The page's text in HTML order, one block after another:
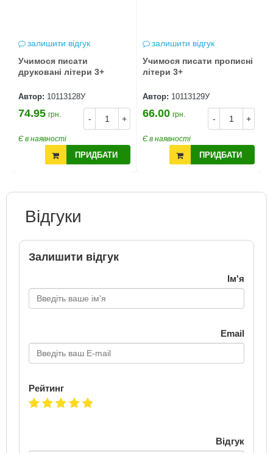
залишити відгук
Учимося писати
друковані літери 3+
Автор: 10113128У
- +
74.95 грн.
Є в наявності
ПРИДБАТИ
залишити відгук
Учимося писати прописні
літери 3+
Автор: 10113129У
- +
66.00 грн.
Є в наявності
ПРИДБАТИ
Відгуки
Залишити відгук
Ім'я
Email
Рейтинг
Відгук